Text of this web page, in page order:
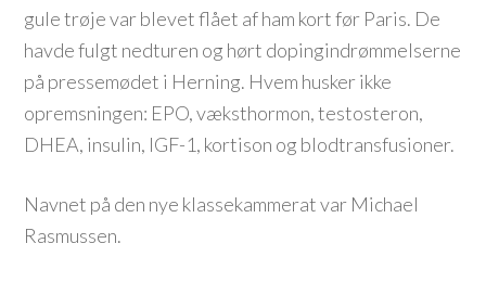
gule trøje var blevet flået af ham kort før Paris. De
havde fulgt nedturen og hørt dopingindrømmelserne
på pressemødet i Herning. Hvem husker ikke
opremsningen: EPO, væksthormon, testosteron,
DHEA, insulin, IGF-1, kortison og blodtransfusioner.
Navnet på den nye klassekammerat var Michael
Rasmussen.